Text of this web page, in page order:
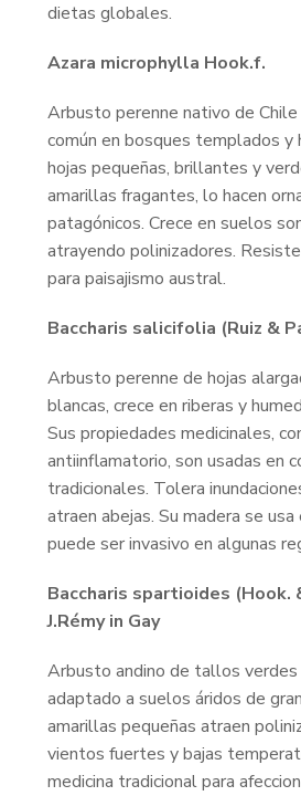
dietas globales.
Azara microphylla Hook.f.
Arbusto perenne nativo de
común en bosques templados y
hojas pequeñas, brillantes y
amarillas fragantes, lo hacen
patagónicos. Crece en suelos
atrayendo polinizadores.
para paisajismo austral.
Baccharis salicifolia (Ruiz &
Arbusto perenne de hojas
blancas, crece en riberas y
Sus propiedades medicinales,
antiinflamatorio, son usadas en
tradicionales. Tolera
atraen abejas. Su madera se
puede ser invasivo en algunas
Baccharis spartioides (Hook.
J.Rémy in Gay
Arbusto andino de tallos verdes
adaptado a suelos áridos de
amarillas pequeñas atraen
vientos fuertes y bajas
medicina tradicional para